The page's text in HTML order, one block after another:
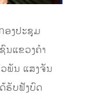
ງປະຊຸມ
ນແຂວງຄຳ
ພັນ ແສງຈັນ
ຮັບຟັງບົດ